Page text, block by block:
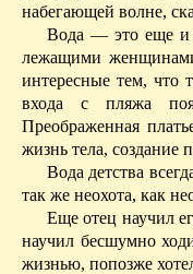
набегающей волне,
Вода — это еще и
лежащими
интересные тем, что
входа с пляжа
Преображенная
жизнь тела, создание
Вода детства
так же неохота, как
Еще отец научил
научил бесшумно
жизнью, попозже